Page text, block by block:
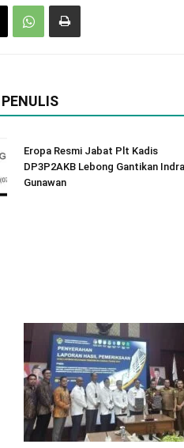
Eropa Resmi Jabat Plt Kadis
DP3P2AKB Lebong Gantikan Indra
Gunawan